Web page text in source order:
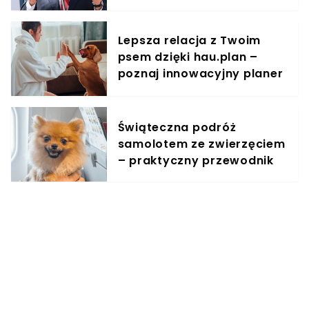
Lepsza relacja z Twoim
psem dzięki hau.plan –
poznaj innowacyjny planer
Świąteczna podróż
samolotem ze zwierzęciem
– praktyczny przewodnik